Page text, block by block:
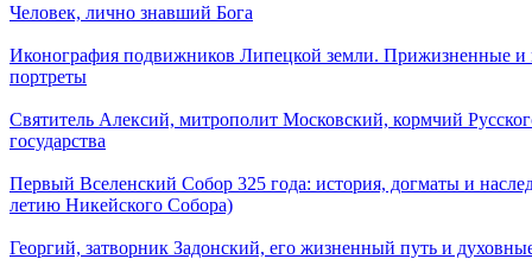
Человек, лично знавший Бога
Иконография подвижников Липецкой земли. Прижизненные и
портреты
Святитель Алексий, митрополит Московский, кормчий
государства
Первый Вселенский Собор 325 года: история, догматы и
летию Никейского Собора)
Георгий, затворник Задонский, его жизненный путь и